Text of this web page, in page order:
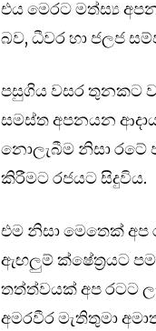
එය මෙරට මත්ස්‍ය
බව, ධීවර හා ජලජ
පසුගිය වසර තුනකට
සමස්ත අපනයන
නොලැබීම නිසා රටේ
කිරීමට රජයට සිදුවිය.
එම නිසා මෙතෙක් අප
ඇඟලුම් ක්ෂේත්‍රයට
තත්ත්වයක් අප රටට
අමරවීර මැතිතුමා